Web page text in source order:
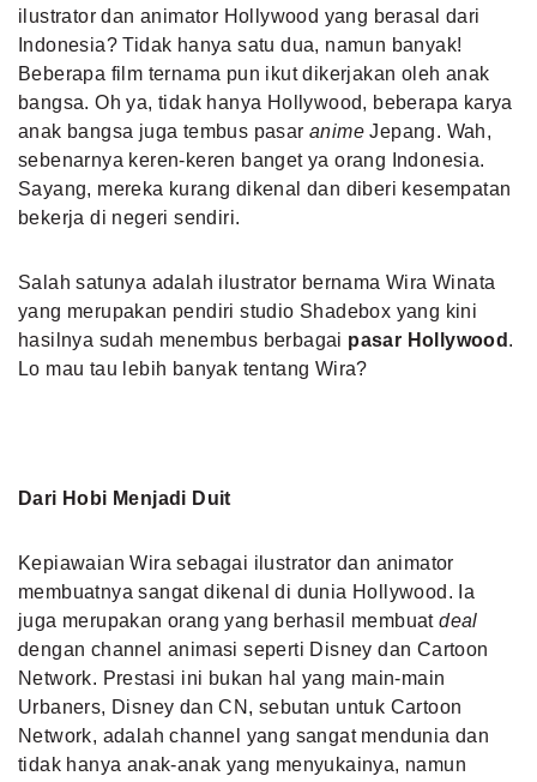
ilustrator dan animator Hollywood yang berasal dari
Indonesia? Tidak hanya satu dua, namun banyak!
Beberapa film ternama pun ikut dikerjakan oleh anak
bangsa. Oh ya, tidak hanya Hollywood, beberapa karya
anak bangsa juga tembus pasar animeJepang. Wah,
sebenarnya keren-keren banget ya orang Indonesia.
Sayang, mereka kurang dikenal dan diberi kesempatan
bekerja di negeri sendiri.
Salah satunya adalah ilustrator bernama Wira Winata
yang merupakan pendiri studio Shadebox yang kini
hasilnya sudah menembus berbagai pasar Hollywood .
Lo mau tau lebih banyak tentang Wira?
Dari Hobi Menjadi Duit
Kepiawaian Wira sebagai ilustrator dan animator
membuatnya sangat dikenal di dunia Hollywood. Ia
juga merupakan orang yang berhasil membuatdeal
dengan channel animasi seperti Disney dan Cartoon
Network. Prestasi ini bukan hal yang main-main
Urbaners, Disney dan CN, sebutan untuk Cartoon
Network, adalah channel yang sangat mendunia dan
tidak hanya anak-anak yang menyukainya, namun